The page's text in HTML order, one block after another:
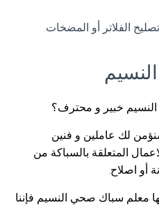
الفلاتر أو المضخات.
خبير و محترف؟
لك عاملين و فنين
المتعلقة بالسباكة من
أو اصلاح.
معلم سباك صحي النسيم فإننا